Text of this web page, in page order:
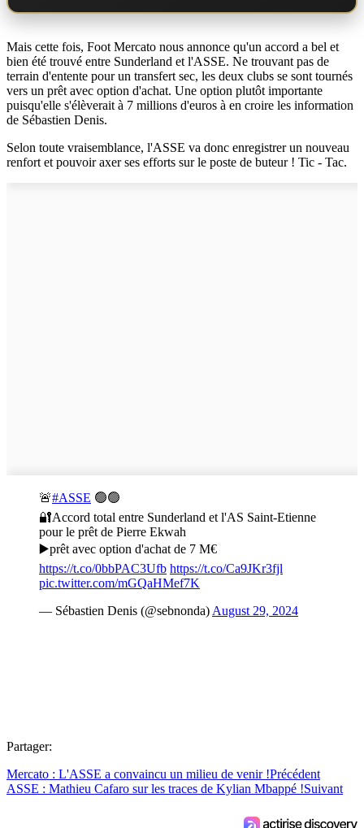
Mais cette fois, Foot Mercato nous annonce qu'un accord a bel et
bien été trouvé entre Sunderland et l'ASSE. Ne trouvant pas de
terrain d'entente pour un transfert sec, les deux clubs se sont tournés
vers un prêt avec option d'achat. Une option plutôt importante
puisqu'elle s'élèverait à 7 millions d'euros à en croire les information
de Sébastien Denis.
Selon toute vraisemblance, l'ASSE va donc enregistrer un nouveau
renfort et pouvoir axer ses efforts sur le poste de buteur ! Tic - Tac.
🚨#ASSE 🟢🟢
🔐Accord total entre Sunderland et l'AS Saint-Etienne
pour le prêt de Pierre Ekwah
▶️prêt avec option d'achat de 7 M€
https://t.co/0bbPAC3Ufb https://t.co/Ca9JKr3fjl
pic.twitter.com/mGQaHMef7K
— Sébastien Denis (@sebnonda) August 29, 2024
Partager:
Mercato : L'ASSE a convaincu un milieu de venir !Précédent
ASSE : Mathieu Cafaro sur les traces de Kylian Mbappé !Suivant